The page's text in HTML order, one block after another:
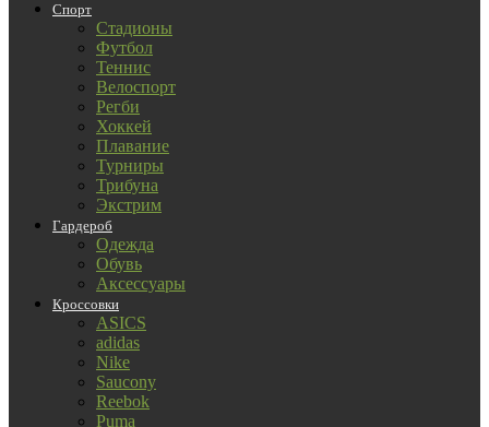
Спорт
Стадионы
Футбол
Теннис
Велоспорт
Регби
Хоккей
Плавание
Турниры
Трибуна
Экстрим
Гардероб
Одежда
Обувь
Аксессуары
Кроссовки
ASICS
adidas
Nike
Saucony
Reebok
Puma